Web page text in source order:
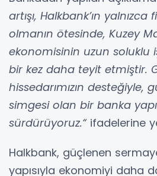
artışı, Halkbank’ın
olmanın ötesinde, Kuzey
ekonomisinin uzun soluklu
bir kez daha teyit etmiştir.
hissedarımızın desteğiyle,
simgesi olan bir banka
sürdürüyoruz.“ifadelerine
Halkbank, güçlenen
yapısıyla ekonomiyi daha